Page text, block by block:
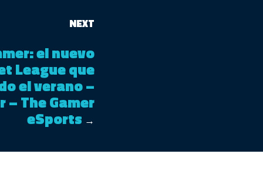
NEXT
el nuevo
League que
el verano –
– The Gamer
eSports →